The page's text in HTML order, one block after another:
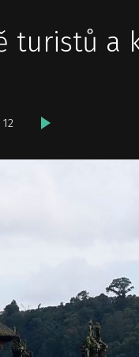
turistů a